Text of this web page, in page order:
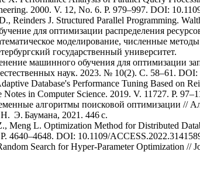
2000. V. 12, No. 6. P. 979–997. DOI:
Reinders J. Structured Parallel Programming.
для оптимизации распределения
моделирование, численные
государственный университет.
машинного обучения для оптимизации
наук. 2023. № 10(2). С. 58–61. DOI:
Database's Performance Tuning Based on
Notes in Computer Science. 2019. V. 11727. P.
алгоритмы поисковой оптимизации //
Э. Баумана, 2021. 446 с.
Meng L. Optimization Method for Distributed
4640–4648. DOI: 10.1109/
Search for Hyper-Parameter Optimization //